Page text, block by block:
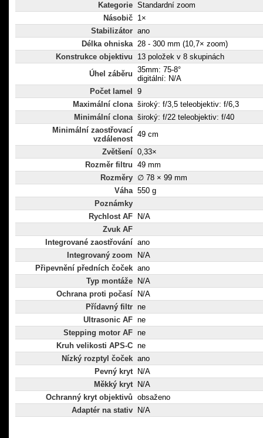
Kategorie Standardní zoom
Násobič 1×
Stabilizátor ano
Délka ohniska 28 - 300 mm (10,7× zoom)
Konstrukce objektivu
13 položek v 8 skupinách
Úhel záběru 35mm: 75-8°
digitální: N/A
Počet lamel
9
Maximální clona široký: f/3,5 teleobjektiv: f/6,3
Minimální clona široký: f/22 teleobjektiv: f/40
Minimální zaostřovací
vzdálenost
49 cm
Zvětšení 0,33×
Rozměr filtru 49 mm
Rozměry ∅ 78 × 99 mm
Váha 550 g
Poznámky
Rychlost AF
N/A
Zvuk AF
Integrované zaostřování ano
Integrovaný zoom
N/A
Připevnění předních čoček ano
Typ montáže
N/A
Ochrana proti počasí
N/A
Přídavný filtr ne
Ultrasonic AF ne
Stepping motor AF ne
Kruh velikosti APS-C ne
Nízký rozptyl čoček ano
Pevný kryt
N/A
Měkký kryt
N/A
Ochranný kryt objektivů obsaženo
Adaptér na stativ
N/A